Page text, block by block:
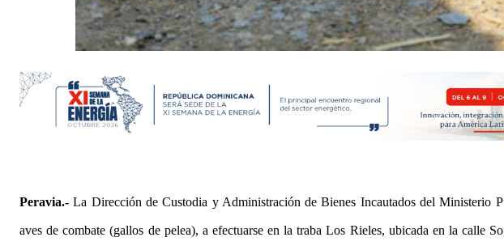
Peravia.-La Dirección de Custodia y Administración de Bienes Incautados del Ministerio
aves de combate (gallos de pelea), a efectuarse en la traba Los Rieles, ubicada en la calle